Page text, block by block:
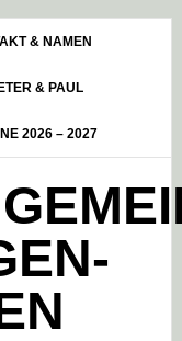
& NAMEN
& PAUL
2026 – 2027